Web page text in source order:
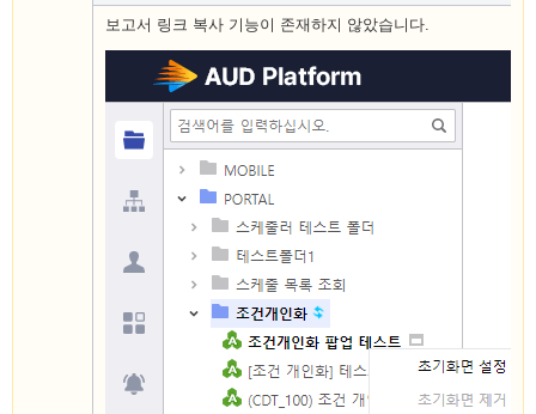
보고서 링크 복사 기능이 존재하지 않았습니다.